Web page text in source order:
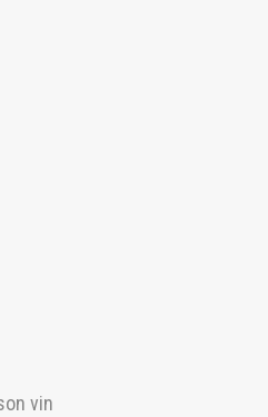
vin